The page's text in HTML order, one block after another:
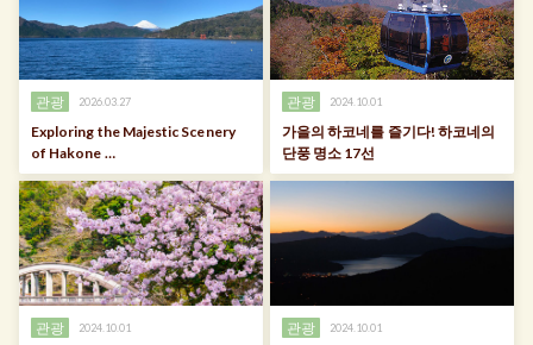
관광 2026.03.27
Exploring the Majestic Scenery
of Hakone …
관광 2024.10.01
가을의 하코네를 즐기다! 하코네의
단풍 명소 17선
관광 2024.10.01 관광 2024.10.01